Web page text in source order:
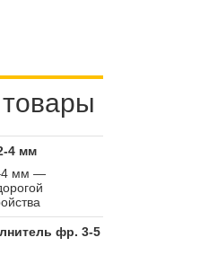
4 мм
мм —
площадок. Её
с гранулятом
снизить
фр. 3-5